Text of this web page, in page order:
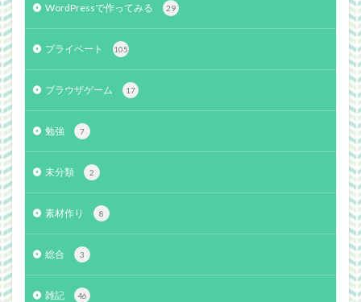
WordPressで作ってみる 29
プライベート 105
ブラウザゲーム 17
勉強 7
未分類 2
素材作り 8
総合 3
雑記 46